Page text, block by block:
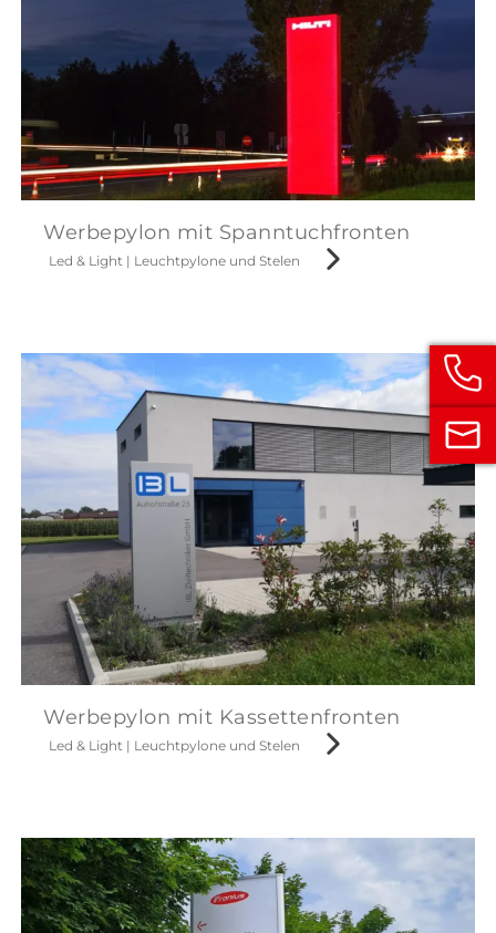
Werbepylon mit Spanntuchfronten
Led & Light | Leuchtpylone und Stelen
Werbepylon mit Kassettenfronten
Led & Light | Leuchtpylone und Stelen